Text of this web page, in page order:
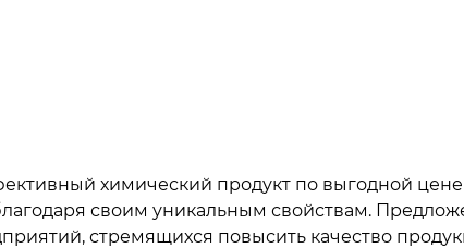
химический продукт по выгодной
своим уникальным свойствам.
стремящихся повысить качество